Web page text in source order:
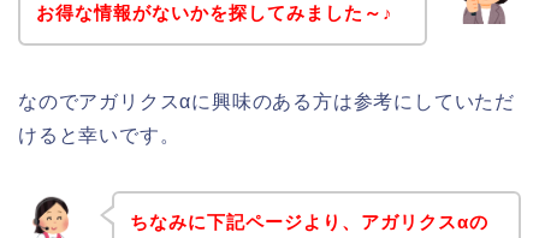
お得な情報がないかを探してみました～♪
なのでアガリクスαに興味のある方は参考にしていただ
けると幸いです。
ちなみに下記ページより、アガリクスαの